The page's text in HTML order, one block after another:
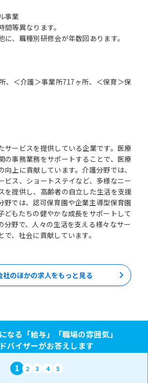
事業
等異なります。
、職種別研修会が年数回あります。
、＜介護＞事業所717ヶ所、＜保育＞保
サービスを提供している企業です。医療
の事務業務をサポートすることで、医療
向上に貢献しています。介護分野では、
ビス、ショートステイなど、多様なニー
を提供し、高齢者の自立した生活を支援
野では、認可保育園や企業主導型保育園
どもたちの健やかな成長をサポートして
分野で、人々の生活を支える様々なサー
で、社会に貢献しています。
社のほかの求人をもっと見る
なる「給与」「職場の雰囲気」
バイザーがお答えします
1 2 3 4 5